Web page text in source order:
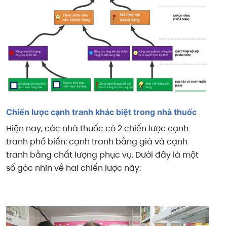
Chiến lược cạnh tranh khác biệt trong nhà thuốc
Hiện nay, các nhà thuốc có 2 chiến lược cạnh
tranh phổ biến: cạnh tranh bằng giá và cạnh
tranh bằng chất lượng phục vụ. Dưới đây là một
số góc nhìn về hai chiến lược này: